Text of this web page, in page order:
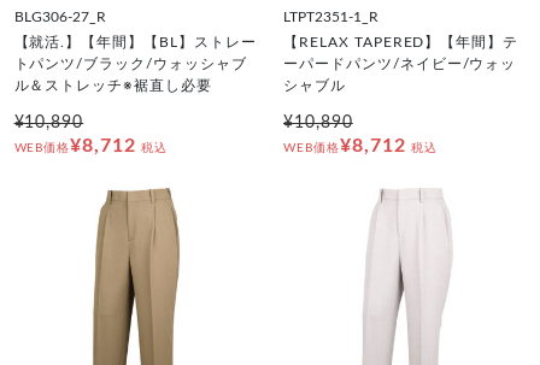
BLG306-27_R
【就活.】【年間】【BL】ストレー
トパンツ/ブラック/ウォッシャブ
ル＆ストレッチ※裾直し必要
¥10,890
WEB価格¥8,712 税込
LTPT2351-1_R
【RELAX TAPERED】【年間】テ
ーパードパンツ/ネイビー/ウォッ
シャブル
¥10,890
WEB価格¥8,712 税込